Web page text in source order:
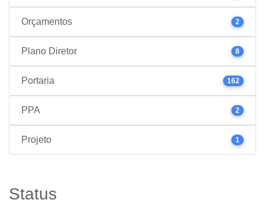
Orçamentos 2
Plano Diretor 8
Portaria 162
PPA 2
Projeto 1
Status